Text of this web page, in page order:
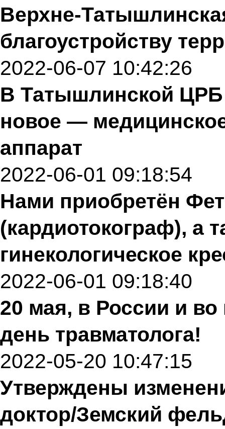
Верхне-
благоустройству
2022-06-07 10:42:26
В Татышлинской ЦРБ
новое —
аппарат
2022-06-01 09:18:54
Нами приобретён
(кардиотокограф), а
гинекологическое
2022-06-01 09:18:40
20 мая, в России и
день травматолога!
2022-05-20 10:47:15
Утверждены
доктор/Земский